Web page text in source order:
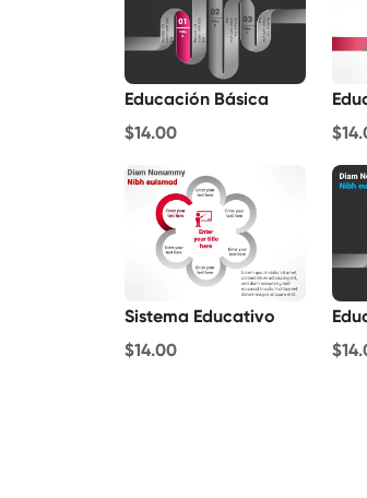
Educación Básica
$14.00
Sistema Educativo
$14.00